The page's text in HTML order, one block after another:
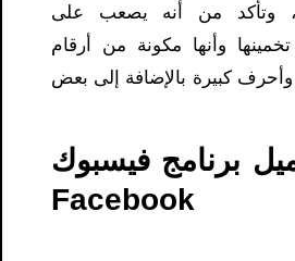
وتأكد من أنه يصعب على
وأنها مكونة من أرقام
كبيرة بالإضافة إلى بعض
برنامج فيسبوك
للكمبيوتر Facebook